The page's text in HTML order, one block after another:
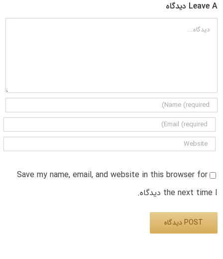
Leave A دیدگاه
دیدگاه
Save my name, email, and website in this browser for
the next time I دیدگاه.